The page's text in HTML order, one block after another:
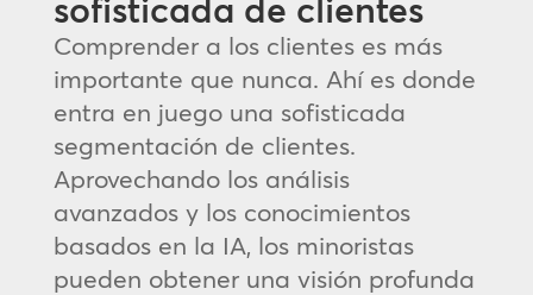
sofisticada de clientes
Comprender a los clientes es más
importante que nunca. Ahí es donde
entra en juego una sofisticada
segmentación de clientes.
Aprovechando los análisis
avanzados y los conocimientos
basados en la IA, los minoristas
pueden obtener una visión profunda